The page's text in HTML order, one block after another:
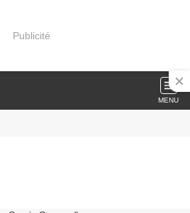
Publicité
MENU